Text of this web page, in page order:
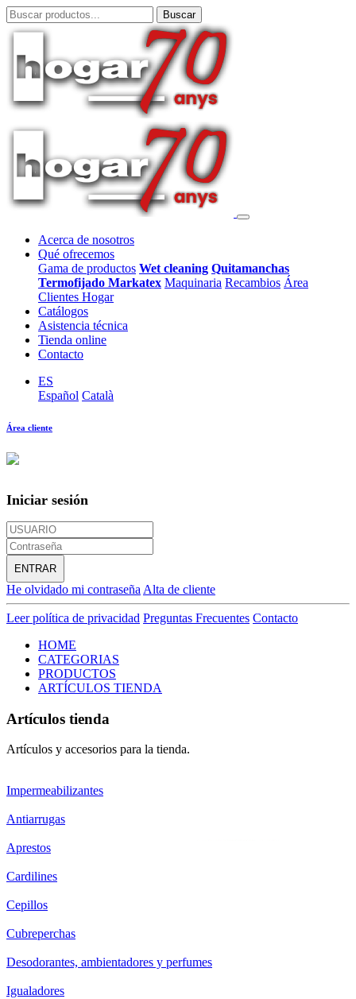
Acerca de nosotros
Qué ofrecemos
Gama de productos Wet cleaning Quitamanchas
Termofijado Markatex Maquinaria Recambios Área
Clientes Hogar
Catálogos
Asistencia técnica
Tienda online
Contacto
ES
Español Català
Área cliente
Iniciar sesión
ENTRAR
He olvidado mi contraseña Alta de cliente
Leer política de privacidad Preguntas Frecuentes Contacto
HOME
CATEGORIAS
PRODUCTOS
ARTÍCULOS TIENDA
Artículos tienda
Artículos y accesorios para la tienda.
Impermeabilizantes
Antiarrugas
Aprestos
Cardilines
Cepillos
Cubreperchas
Desodorantes, ambientadores y perfumes
Igualadores